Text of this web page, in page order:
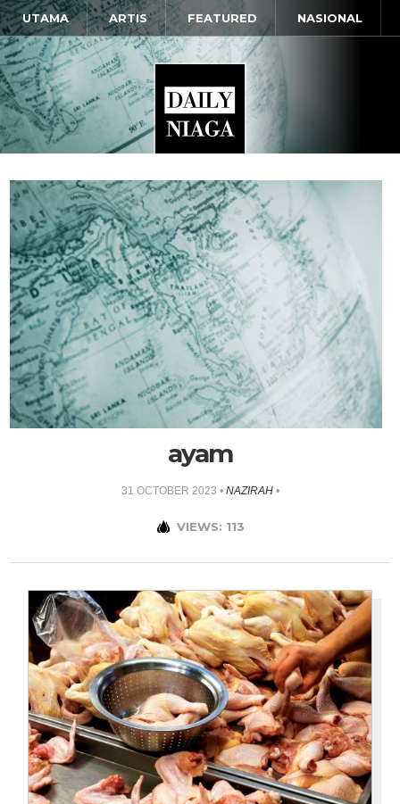
UTAMA ARTIS FEATURED NASIONAL
ayam
31 OCTOBER 2023 • NAZIRAH•
VIEWS: 113